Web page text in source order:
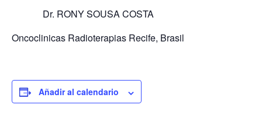
Dr. RONY SOUSA COSTA
Oncoclinicas Radioterapias Recife, Brasil
Añadir al calendario